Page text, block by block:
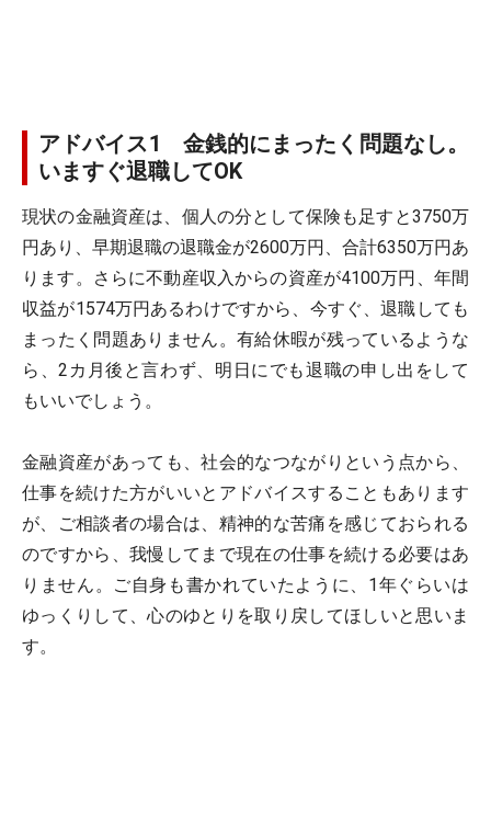
アドバイス1 金銭的にまったく問題なし。
いますぐ退職してOK
現状の金融資産は、個人の分として保険も足すと3750万
円あり、早期退職の退職金が2600万円、合計6350万円あ
ります。さらに不動産収入からの資産が4100万円、年間
収益が1574万円あるわけですから、今すぐ、退職しても
まったく問題ありません。有給休暇が残っているような
ら、2カ月後と言わず、明日にでも退職の申し出をして
もいいでしょう。
金融資産があっても、社会的なつながりという点から、
仕事を続けた方がいいとアドバイスすることもあります
が、ご相談者の場合は、精神的な苦痛を感じておられる
のですから、我慢してまで現在の仕事を続ける必要はあ
りません。ご自身も書かれていたように、1年ぐらいは
ゆっくりして、心のゆとりを取り戻してほしいと思いま
す。